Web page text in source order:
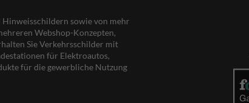
sowie von mehr
Webshop-Konzepten,
Sie Verkehrsschilder mit
für Elektroautos,
für die gewerbliche Nutzung